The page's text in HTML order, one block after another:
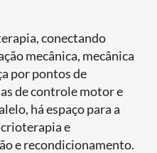
conectando
mecânica, mecânica
por pontos de
de controle motor e
há espaço para a
e
e recondicionamento.